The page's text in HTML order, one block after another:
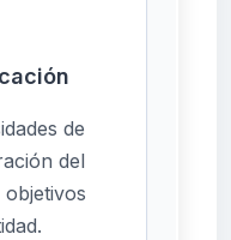
de
del